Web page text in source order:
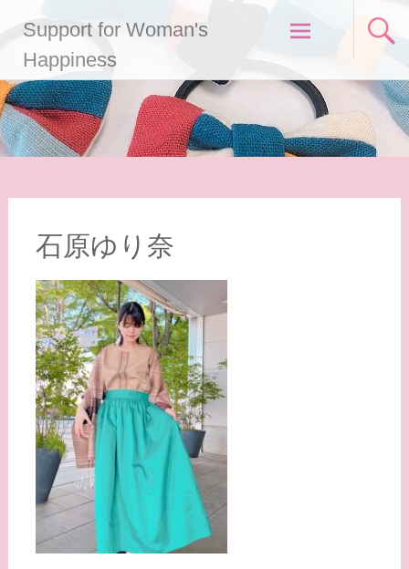
ン
ン
ツ
へ
ス
Support for Woman's
Happiness
石原ゆり奈